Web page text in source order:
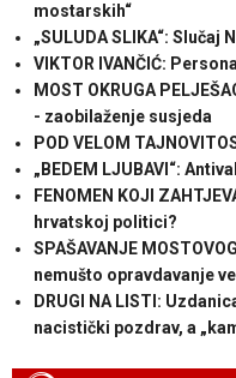
mostarskih“
„SULUDA SLIKA“: Slučaj
VIKTOR IVANČIĆ:
MOST OKRUGA
- zaobilaženje susjeda
POD VELOM
„BEDEM LJUBAVI“:
FENOMEN KOJI
hrvatskoj politici?
SPAŠAVANJE
nemušto opravdavanje
DRUGI NA LISTI:
nacistički pozdrav, a